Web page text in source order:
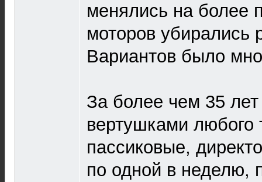
менялись на более
моторов убирались
Вариантов было
За более чем 35
вертушками любого
пассиковые,
по одной в неделю,